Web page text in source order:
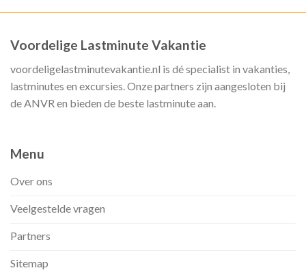
Voordelige Lastminute Vakantie
voordeligelastminutevakantie.nl is dé specialist in vakanties,
lastminutes en excursies. Onze partners zijn aangesloten bij
de ANVR en bieden de beste lastminute aan.
Menu
Over ons
Veelgestelde vragen
Partners
Sitemap